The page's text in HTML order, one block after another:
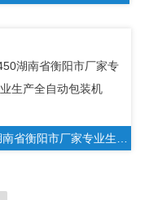
450湖南省衡阳市厂家专业生产全自动包装机